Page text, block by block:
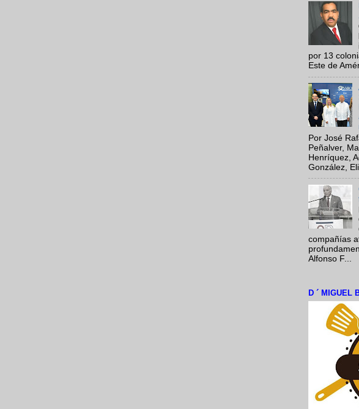
por 13
Este de
Por José
Peñalver,
Henríquez,
González,
compañías
Alfonso F...
D ´ MIGUEL